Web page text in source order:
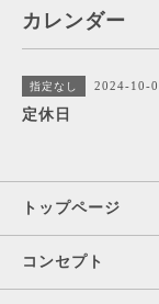
カレンダー
指定なし 2024-10-
定休日
トップページ
コンセプト